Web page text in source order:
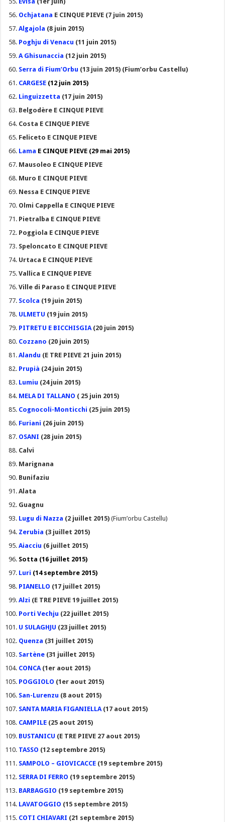
Ochjatana E CINQUE PIEVE (7 juin 2015)
Algajola (8 juin 2015)
Poghju di Venacu (11 juin 2015)
A Ghisunaccia (12 juin 2015)
Serra di Fium’Orbu (13 juin 2015) (Fium’orbu Castellu)
CARGESE (12 juin 2015)
Linguizzetta (17 juin 2015)
Belgodère E CINQUE PIEVE
Costa E CINQUE PIEVE
Feliceto E CINQUE PIEVE
Lama E CINQUE PIEVE (29 mai 2015)
Mausoleo E CINQUE PIEVE
Muro E CINQUE PIEVE
Nessa E CINQUE PIEVE
Olmi Cappella E CINQUE PIEVE
Pietralba E CINQUE PIEVE
Poggiola E CINQUE PIEVE
Speloncato E CINQUE PIEVE
Urtaca E CINQUE PIEVE
Vallica E CINQUE PIEVE
Ville di Paraso E CINQUE PIEVE
Scolca (19 juin 2015)
ULMETU (19 juin 2015)
PITRETU E BICCHISGIA (20 juin 2015)
Cozzano (20 juin 2015)
Alandu (E TRE PIEVE 21 juin 2015)
Prupià (24 juin 2015)
Lumiu (24 juin 2015)
MELA DI TALLANO ( 25 juin 2015)
Cognocoli-Monticchi (25 juin 2015)
Furiani (26 juin 2015)
OSANI (28 juin 2015)
Calvi
Marignana
Bunifaziu
Alata
Guagnu
Lugu di Nazza (2 juillet 2015)(Fium’orbu Castellu)
Zerubia (3 juillet 2015)
Aiacciu (6 juillet 2015)
Sotta (16 juillet 2015)
Luri (14 septembre 2015)
PIANELLO (17 juillet 2015)
Alzi (E TRE PIEVE 19 juillet 2015)
Porti Vechju (22 juillet 2015)
U SULAGHJU (23 juillet 2015)
Quenza (31 juillet 2015)
Sartène (31 juillet 2015)
CONCA (1er aout 2015)
POGGIOLO (1er aout 2015)
San-Lurenzu (8 aout 2015)
SANTA MARIA FIGANIELLA (17 aout 2015)
CAMPILE (25 aout 2015)
BUSTANICU (E TRE PIEVE 27 aout 2015)
TASSO (12 septembre 2015)
SAMPOLO – GIOVICACCE (19 septembre 2015)
SERRA DI FERRO (19 septembre 2015)
BARBAGGIO (19 septembre 2015)
LAVATOGGIO (15 septembre 2015)
COTI CHIAVARI (21 septembre 2015)